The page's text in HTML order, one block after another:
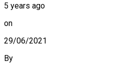
5 years ago
on
29/06/2021
By